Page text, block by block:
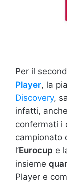
Per il
Player, la
Discovery,
infatti,
confermati i
campionato
l’Eurocup e
insieme
Player e